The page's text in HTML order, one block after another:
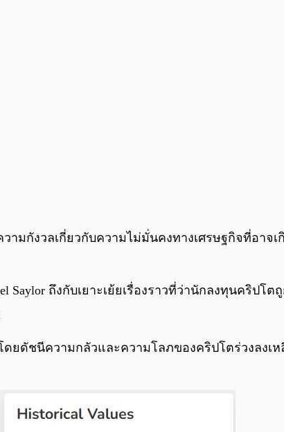
ามกังวลเกี่ยวกับความไม่มั่นคงทางเศรษฐกิจที่อาจ
Saylor ถึงกับเยาะเย้ยเรื่องราวที่ว่านักลงทุนคริปโ
ดัชนีความกลัวและความโลภของคริปโตร่วงลงเ